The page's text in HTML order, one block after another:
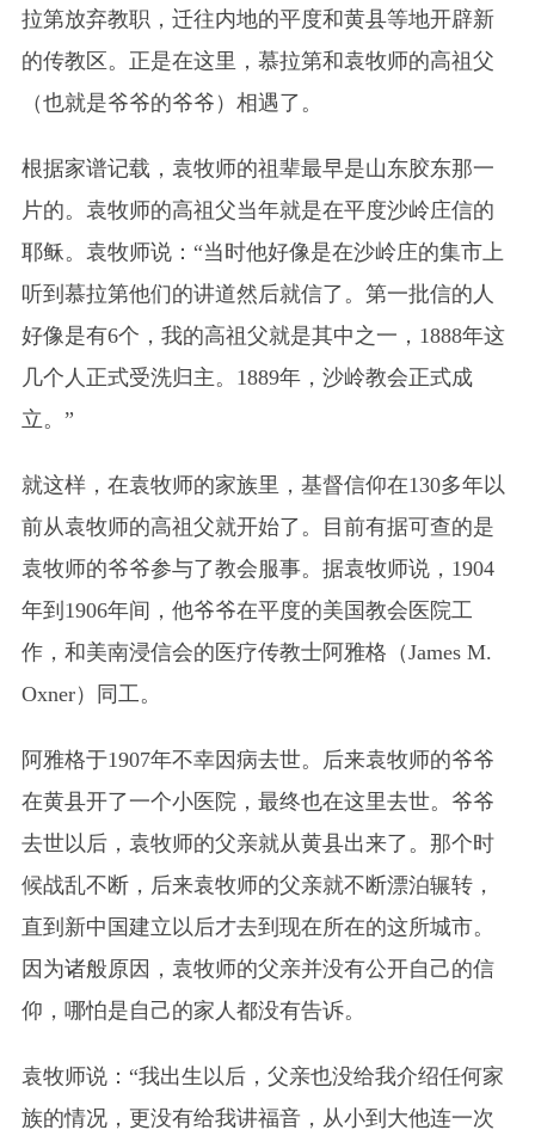
拉第放弃教职，迁往内地的平度和黄县等地开辟新
的传教区。正是在这里，慕拉第和袁牧师的高祖父
（也就是爷爷的爷爷）相遇了。
根据家谱记载，袁牧师的祖辈最早是山东胶东那一
片的。袁牧师的高祖父当年就是在平度沙岭庄信的
耶稣。袁牧师说：“当时他好像是在沙岭庄的集市上
听到慕拉第他们的讲道然后就信了。第一批信的人
好像是有6个，我的高祖父就是其中之一，1888年这
几个人正式受洗归主。1889年，沙岭教会正式成
立。”
就这样，在袁牧师的家族里，基督信仰在130多年以
前从袁牧师的高祖父就开始了。目前有据可查的是
袁牧师的爷爷参与了教会服事。据袁牧师说，1904
年到1906年间，他爷爷在平度的美国教会医院工
作，和美南浸信会的医疗传教士阿雅格（James M.
Oxner）同工。
阿雅格于1907年不幸因病去世。后来袁牧师的爷爷
在黄县开了一个小医院，最终也在这里去世。爷爷
去世以后，袁牧师的父亲就从黄县出来了。那个时
候战乱不断，后来袁牧师的父亲就不断漂泊辗转，
直到新中国建立以后才去到现在所在的这所城市。
因为诸般原因，袁牧师的父亲并没有公开自己的信
仰，哪怕是自己的家人都没有告诉。
袁牧师说：“我出生以后，父亲也没给我介绍任何家
族的情况，更没有给我讲福音，从小到大他连一次